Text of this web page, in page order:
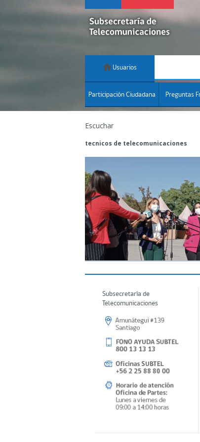
Usuarios
Participación Ciudadana Preguntas
Escuchar
tecnicos de telecomunicaciones
Subsecretaría de
Telecomunicaciones